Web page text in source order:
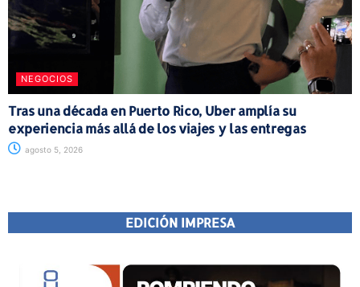
NEGOCIOS
Tras una década en Puerto Rico, Uber amplía su
experiencia más allá de los viajes y las entregas
agosto 5, 2026
EDICIÓN IMPRESA